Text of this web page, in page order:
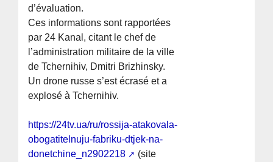
d’évaluation.
Ces informations sont rapportées
par 24 Kanal, citant le chef de
l’administration militaire de la ville
de Tchernihiv, Dmitri Brizhinsky.
Un drone russe s’est écrasé et a
explosé à Tchernihiv.
https://24tv.ua/ru/rossija-atakovala-
obogatitelnuju-fabriku-dtjek-na-
donetchine_n2902218
(site